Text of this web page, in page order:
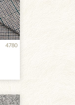
4780